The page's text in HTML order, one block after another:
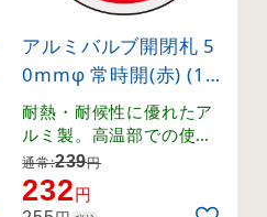
アルミバルブ開閉札 5
0mmφ 常時開(赤) (15
7031)
耐熱・耐候性に優れたア
ルミ製。高温部での使用
にも適したバルブ表示札
。
通常:239円
232円